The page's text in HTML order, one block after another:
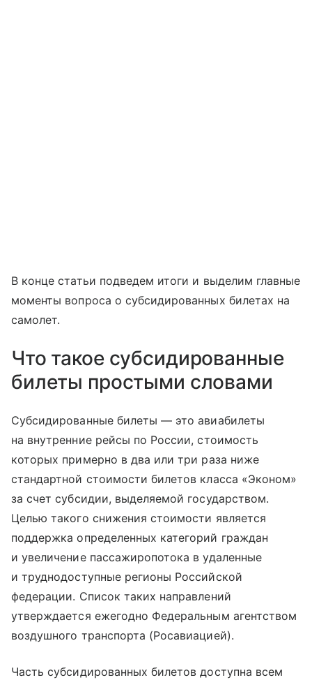
В конце статьи подведем итоги и выделим главные
моменты вопроса о субсидированных билетах на
самолет.
Что такое субсидированные
билеты простыми словами
Субсидированные билеты — это авиабилеты
на внутренние рейсы по России, стоимость
которых примерно в два или три раза ниже
стандартной стоимости билетов класса «Эконом»
за счет субсидии, выделяемой государством.
Целью такого снижения стоимости является
поддержка определенных категорий граждан
и увеличение пассажиропотока в удаленные
и труднодоступные регионы Российской
федерации. Список таких направлений
утверждается ежегодно Федеральным агентством
воздушного транспорта (Росавиацией).
Часть субсидированных билетов доступна всем